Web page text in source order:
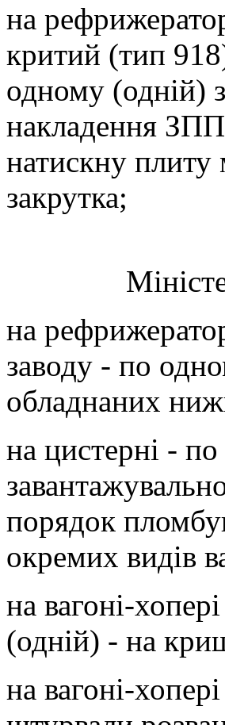
на
критий (тип
одному (одній)
накладення ЗПП
натискну плиту
закрутка;
на
заводу - по
обладнаних
на цистерні -
порядок
окремих видів
на вагоні-
(одній) - на
на вагоні-